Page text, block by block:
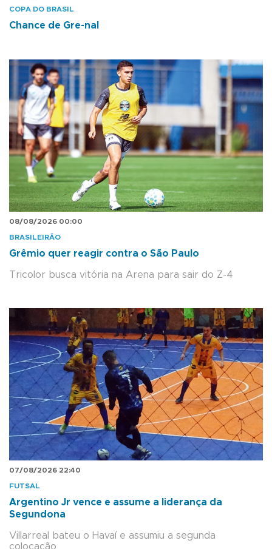
COPA DO BRASIL
Chance de Gre-nal
08/08/2026 00:00
BRASILEIRÃO
Grêmio quer reagir contra o São Paulo
Tricolor busca vitória na Arena para sair do Z-4
07/08/2026 22:40
FUTSAL
Argentino Jr vence e assume a liderança da
Segundona
Villarreal bateu o Havaí e assumiu a segunda
colocação